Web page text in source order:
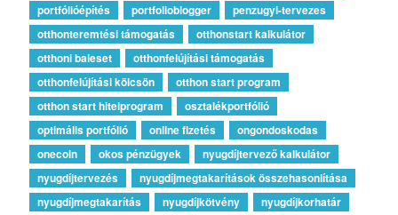
portfólióépítés
portfolioblogger
penzugyi-tervezes
otthonteremtési támogatás
otthonstart kalkulátor
otthoni baleset
otthonfelújítási támogatás
otthonfelújítási kölcsön
otthon start program
otthon start hitelprogram
osztalékportfólió
optimális portfólió
online fizetés
ongondoskodas
onecoin
okos pénzügyek
nyugdíjtervező kalkulátor
nyugdíjtervezés
nyugdíjmegtakarítások összehasonlítása
nyugdíjmegtakarítás
nyugdíjkötvény
nyugdíjkorhatár